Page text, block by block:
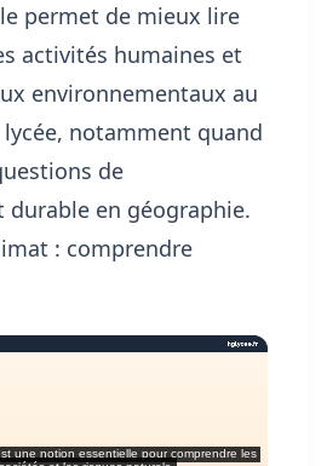
permet de mieux lire
activités humaines et
environnementaux au
notamment quand
de
durable en géographie.
: comprendre